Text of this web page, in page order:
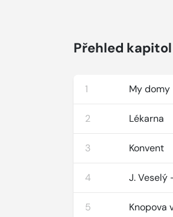
Přehled kapitol
1 My domy
2 Lékarna
3 Konvent
4 J. Veselý
5 Knopova